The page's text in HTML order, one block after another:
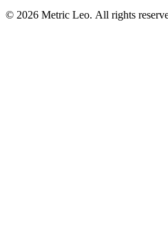
© 2026 Metric Leo. All rights